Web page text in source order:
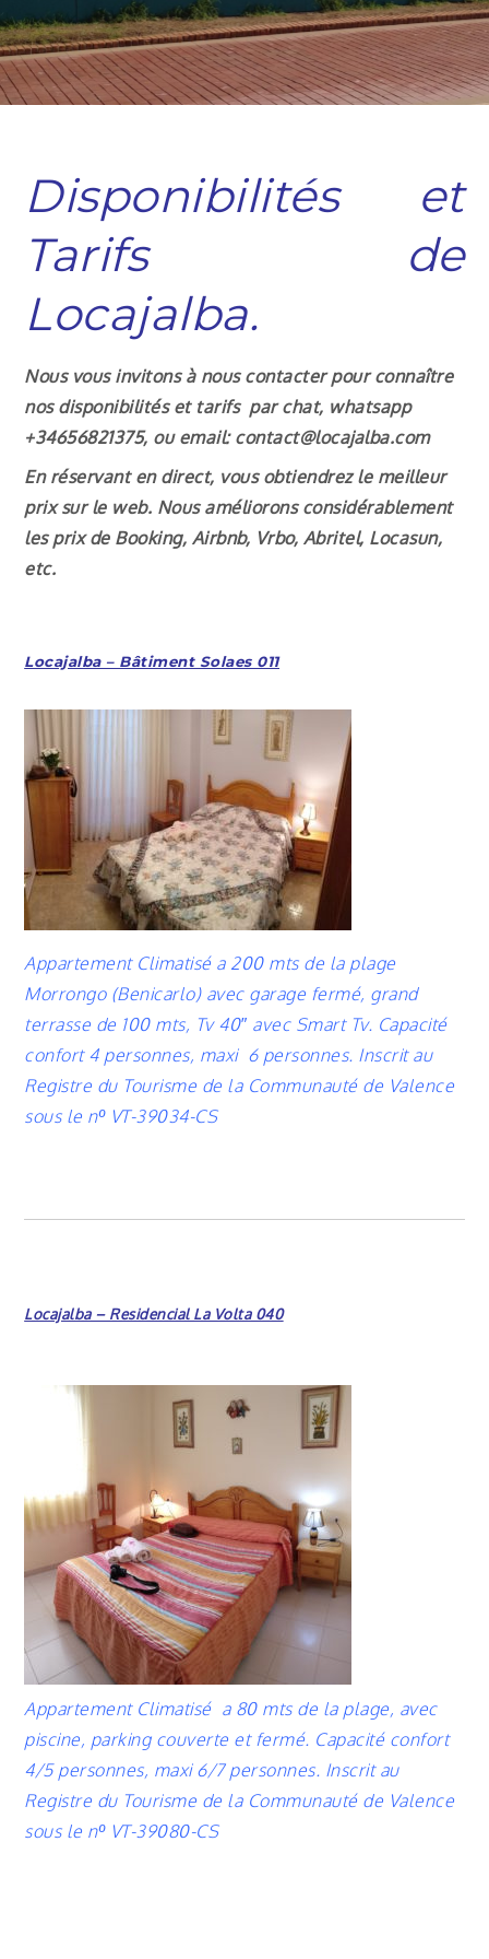
Disponibilités et
Tarifs de
Locajalba.
Nous vous invitons à nous contacter pour connaître
nos disponibilitéset tarifs par chat, whatsapp
+34656821375, ou email: contact@locajalba.com
En réservant en direct, vous obtiendrez le meilleur
prix sur le web. Nous améliorons considérablement
les prix de Booking, Airbnb, Vrbo, Abritel, Locasun,
etc.
Locajalba – Bâtiment Solaes 011
Appartement Climatisé a 200 mts de la plage
Morrongo (Benicarlo) avec garage fermé, grand
terrasse de 100 mts, Tv 40″ avec Smart Tv. Capacité
confort 4 personnes, maxi 6 personnes. Inscrit au
Registre du Tourisme de la Communauté de Valence
sous le nº VT-39034-CS
Locajalba – Residencial La Volta 040
Appartement Climatisé a 80 mts de la plage, avec
piscine, parking couverte et fermé. Capacité confort
4/5 personnes, maxi 6/7 personnes. Inscrit au
Registre du Tourisme de la Communauté de Valence
sous le nº VT-39080-CS